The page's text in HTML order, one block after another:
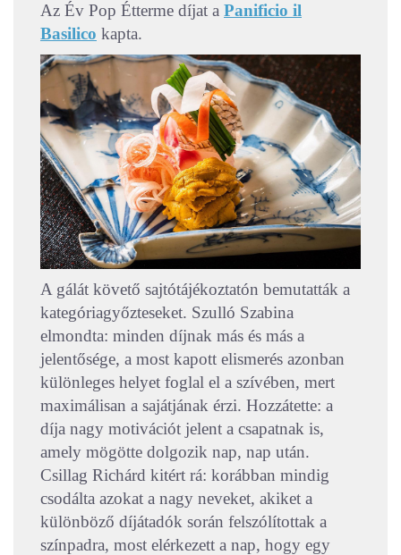
Az Év Pop Étterme díjat a Panificio il
Basilico kapta.
A gálát követő sajtótájékoztatón bemutatták a
kategóriagyőzteseket. Szulló Szabina
elmondta: minden díjnak más és más a
jelentősége, a most kapott elismerés azonban
különleges helyet foglal el a szívében, mert
maximálisan a sajátjának érzi. Hozzátette: a
díja nagy motivációt jelent a csapatnak is,
amely mögötte dolgozik nap, nap után.
Csillag Richárd kitért rá: korábban mindig
csodálta azokat a nagy neveket, akiket a
különböző díjátadók során felszólítottak a
színpadra, most elérkezett a nap, hogy egy